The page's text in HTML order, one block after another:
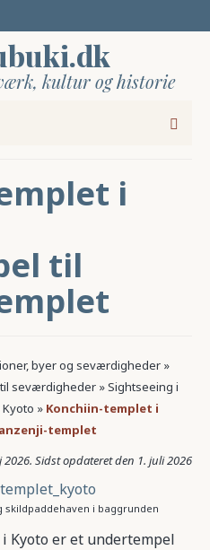
kultur og historie
i
til
byer og seværdigheder »
til seværdigheder »Sightseeing i
» Konchiin-templet i
templet
2026
1. juli 2026
skildpaddehaven i baggrunden
Kyoto er et undertempel